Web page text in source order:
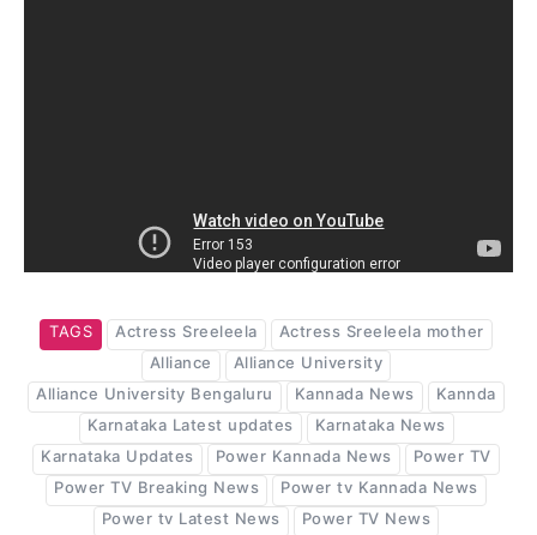
TAGS Actress Sreeleela
Actress Sreeleela mother
Alliance
Alliance University
Alliance University Bengaluru
Kannada News
Kannda
Karnataka Latest updates
Karnataka News
Karnataka Updates
Power Kannada News
Power TV
Power TV Breaking News
Power tv Kannada News
Power tv Latest News
Power TV News